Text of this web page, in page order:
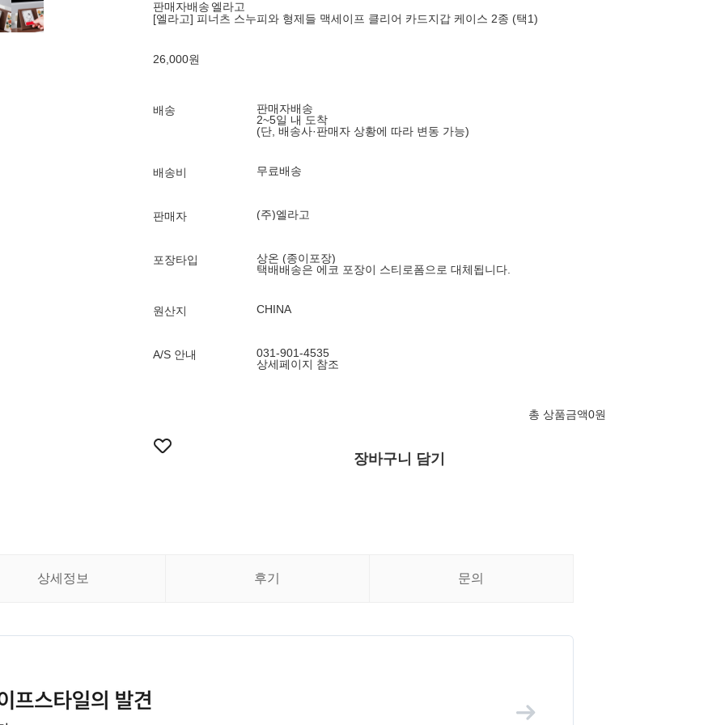
판매자배송 엘라고
[엘라고] 피너츠 스누피와 형제들 맥세이프 클리어 카드지갑 케이스 2종 (택1)
26,000원
배송
판매자배송
2~5일 내 도착
(단, 배송사·판매자 상황에 따라 변동 가능)
배송비 무료배송
판매자 (주)엘라고
포장타입
상온 (종이포장)
택배배송은 에코 포장이 스티로폼으로 대체됩니다.
원산지 CHINA
A/S 안내
031-901-4535
상세페이지 참조
총 상품금액0원
장바구니 담기
상세정보 후기 문의